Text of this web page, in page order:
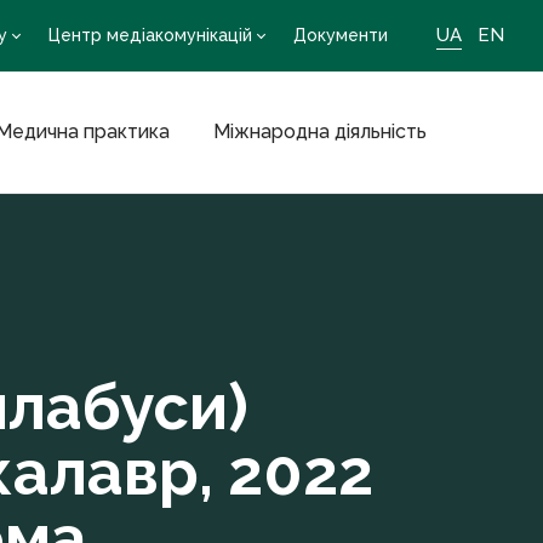
Центр медіакомунікацій Документи UA EN
практика Міжнародна діяльність
2022